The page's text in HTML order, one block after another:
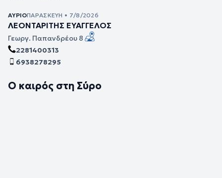
ΑΎΡΙΟΠΑΡΑΣΚΕΥΉ • 7/8/2026
ΛΕΟΝΤΑΡΙΤΗΣ ΕΥΑΓΓΕΛΟΣ
Γεωργ. Παπανδρέου 8
2281400313
6938278295
Ο καιρός στη Σύρο